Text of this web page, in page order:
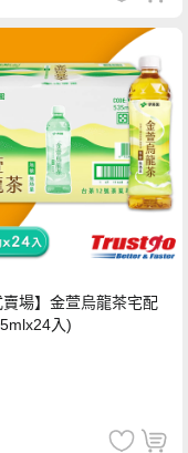
賣場】金萱烏龍茶宅配
入)